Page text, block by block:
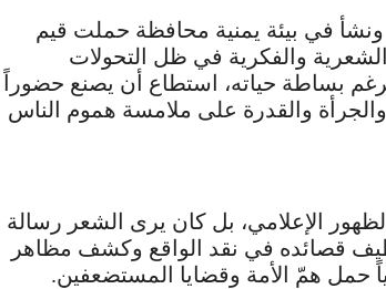
عبدالمحسن حسين النمري عام 1973م، ونشأ في بيئة يمنية محافظة حملت قيم
والفكرية في ظل التحولات
بساطة حياته، استطاع أن يصنع حضوراً
والجرأة والقدرة على ملامسة هموم الناس
الإعلامي، بل كان يرى الشعر رسالة
قصائده في نقد الواقع وكشف مظاهر
حمل همّ الأمة وقضايا المستضعفين.